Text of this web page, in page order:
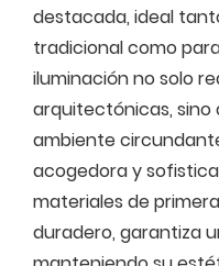
destacada, ideal
tradicional como
iluminación no solo
arquitectónicas, sino
ambiente
acogedora y
materiales de
duradero, garantiza